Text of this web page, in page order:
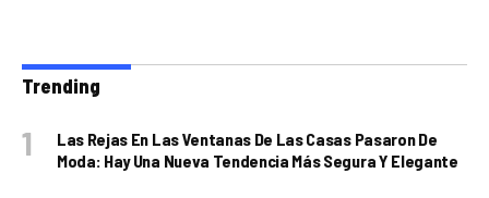
Trending
Las Rejas En Las Ventanas De Las Casas Pasaron De
Moda: Hay Una Nueva Tendencia Más Segura Y Elegante